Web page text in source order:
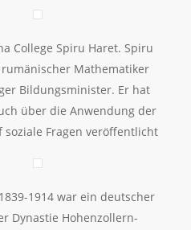
College Spiru Haret. Spiru
Mathematiker
Bildungsminister. Er hat
über die Anwendung der
soziale Fragen veröffentlicht
1914 war ein deutscher
Dynastie Hohenzollern-